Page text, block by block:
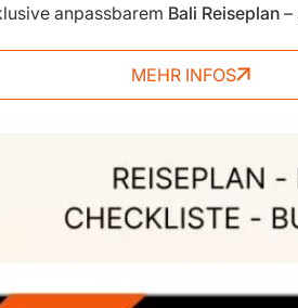
anpassbarem Bali Reiseplan –
MEHR INFOS